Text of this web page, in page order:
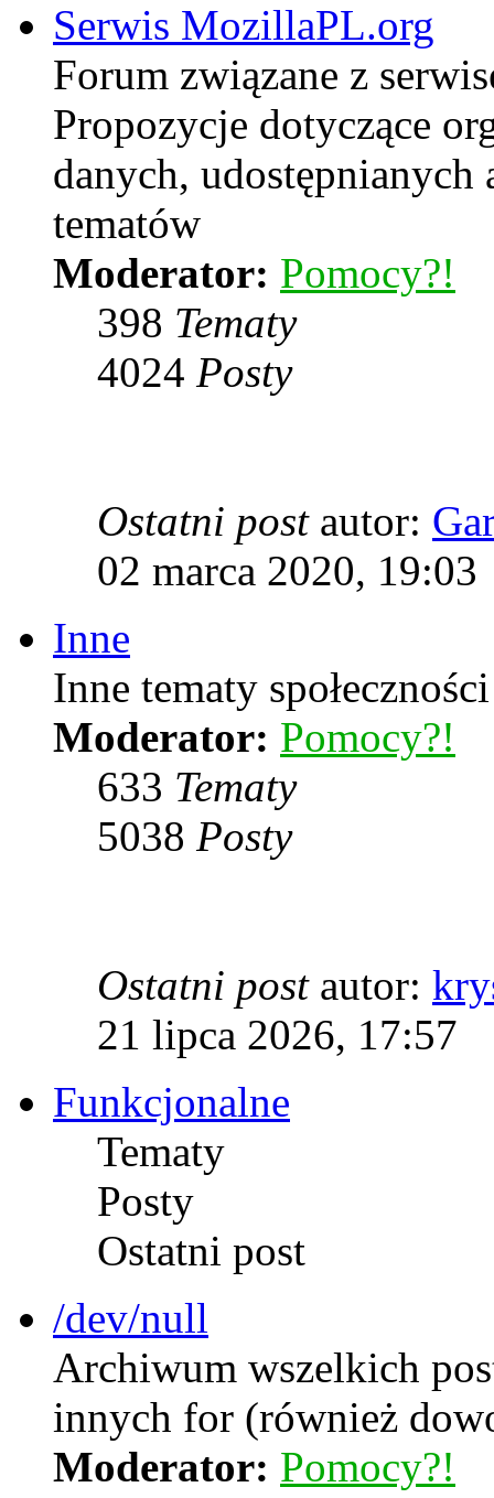
Serwis MozillaPL.org
Forum związane z
Propozycje dotyczące
danych, udostępnianych
tematów
Moderator: Pomocy?!
398 Tematy
4024 Posty
Ostatni postautor:
02 marca 2020, 19:03
Inne
Inne tematy
Moderator: Pomocy?!
633 Tematy
5038 Posty
Ostatni postautor:
21 lipca 2026, 17:57
Funkcjonalne
Tematy
Posty
Ostatni post
/dev/null
Archiwum wszelkich
innych for (również
Moderator: Pomocy?!